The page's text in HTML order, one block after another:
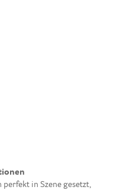
in Szene gesetzt,